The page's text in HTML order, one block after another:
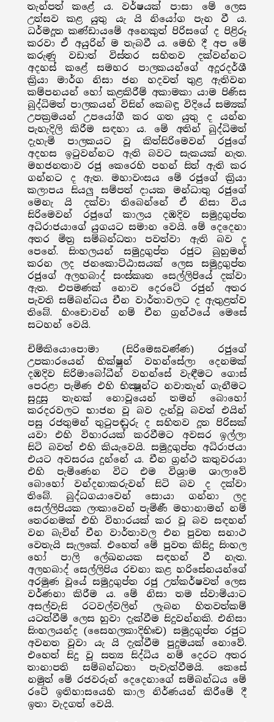
තැන්පත් කළේ ය. වර්ෂයක් පාසා මේ ලෙස
උත්සව කළ යුතු යැ යි නියෝග පැන වී ය.
ධර්මදූත කණ්ඩායමේ අනෙකුත් පිරිසගේ ද පිළිරූ
කරවා ඒ අයුරින් ම තැබවී ය. මෙහි දී අප මේ
කරුණු වඩාත් විස්තර සහිතව දක්වන්නට
අදහස් කළේ සමහර පාලකයන්ගේ අදූරදර්ශී
ක්‍රියා මාර්ග නිසා ජන හදවත් තුළ ඇතිවන
කම්පනයන් හෝ කළකිරීම් අකාමකා යාම පිණිස
බුද්ධිමත් පාලකයන් විසින් කෙබඳු විදියේ සම්‍යක්
උපක්‍රමයන් උපයෝගී කර ගත යුතු ද යන්න
පැහැදිලි කිරීම සඳහා ය. මේ අතින් බුද්ධිමත්
දැහැමි පාලකයට වූ කිත්සිරිමෙවන් රජුගේ
අදහස ඉටුවන්නට ඇති බවට සැකයක් නැත.
මහජනතාව රජු කෙරෙහි පහන් සිත් ඇති කර
ගන්නට ද ඇත. මහාවංසය මේ රජුගේ ක්‍රියා
කලාපය සියලු සම්පත් දායක මන්ධාතු රජුගේ
මෙනැ යි දක්වා තිබෙන්නේ ඒ නිසා විය
සිරිමෙවන් රජුගේ කාලය දඹදිව සමුද්‍රගුප්ත
අධිරාජයාගේ යුගයට සමාන වෙයි. මේ දෙදෙනා
අතර මිත්‍ර සම්බන්ධතා පවත්වා ඇති බව ද
පෙනේ. සිංහලයන් සමුද්‍රගුප්ත රජුට බුහුමන්
කරන ලද ජනකොට්ඨාසයක් ලෙස සමුද්‍රගුප්ත
රජුගේ අලහබාද් සංස්කෘත සෙල්ලිපියේ දක්වා
ඇත. එපමණක් නොව දෙරටේ රජුන් අතර
පැවති සම්බන්ධය චීන වාර්තාවලට ද ඇතුළත්ව
තිබේ. හිංචොවන් නම් චීන ග්‍රන්ථයේ මෙසේ
සටහන් වෙයි.
චිම්කියොපොමා (සිරිමෙඝවණ්ණ) රජුගේ
උපකාරයෙන් භික්ෂූන් වහන්සේලා දෙනමක්
දඹදිව සිරිමාබෝධීන් වහන්සේ වැඳීමට ගොස්
පෙරළා පැමිණ එහි භික්‍ෂූන්ට නවාතැන් ගැනීමට
සුදුසු තැනක් නොවූයෙන් තමන් බොහෝ
කරදරවලට භාජන වූ බව දැන්වූ බවත් එයින්
පසු රජතුමන් තුටුපඬුරු ද සහිතව දූත පිරිසක්
යවා එහි විහාරයක් කරවීමට අවසර ඉල්ලා
සිටි බවත් එහි කියැවෙයි. සමුද්‍රගුප්ත අධිරාජයා
එයට අවසරය දුන්නේ ය. චීන ග්‍රන්ථ කතුවරයා
එහි පැමිණෙන විට එම විශ්‍රාම ශාලාවේ
බොහෝ වන්දනාකරුවන් සිටි බව ද දක්වා
තිබේ. බුද්ධගයාවෙන් සොයා ගන්නා ලද
සෙල්ලිපියක ලංකාවෙන් පැමිණී මහානාමන් නම්
තෙරනමක් එහි විහාරයක් කර වූ බව සඳහන්
වන බැවින් චීන වාර්තාවල එන පුවත සනාථ
වෙතැයි සැලකේ. එහෙත් මේ පුවත කිසිදු සිංහල
හෝ පාලි ලේඛනයක සඳහන් වී නැත.
අලහබාද් සෙල්ලිපිය රචනා කළ හරිසේනයන්ගේ
අරමුණ වූයේ සමුද්‍රගුප්ත රජු උත්කර්ෂවත් ලෙස
වර්ණනා කිරීම ය. මේ නිසා තම ස්වාමියාට
අසල්වැසි රටවල්වලින් ලැබන හිතවත්කම්
යටත්වීම් ලෙස හුවා දැක්වීම සිදුවන්නකි. එනිසා
සිංහලයන්ද (සෛහලකාදිභිඃච) සමුද්‍රගුප්ත රජුට
අවනත වූවා යැ යි දැක්වීම පුදුමයක් නොවේ.
එහෙත් සිදු වූ සත්‍ය සිද්ධිය නම් දෙරට අතර
තානාපති සම්බන්ධතා පැවැත්වීමයි. කෙසේ
නමුත් මේ රජවරුන් දෙදෙනාගේ සම්බන්ධය මේ
රටේ ඉතිහාසයෙහි කාල නිර්ණයන් කිරීමේ දී
ඉතා වැදගත් වෙයි.